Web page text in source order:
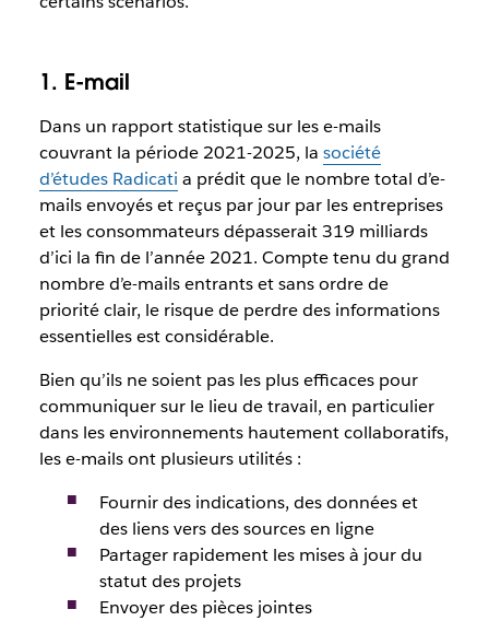
1. E-mail
Dans un rapport statistique sur les e-mails
couvrant la période 2021-2025, la société
d’études Radicati a prédit que le nombre total d’e-
mails envoyés et reçus par jour par les entreprises
et les consommateurs dépasserait 319 milliards
d’ici la fin de l’année 2021. Compte tenu du grand
nombre d’e-mails entrants et sans ordre de
priorité clair, le risque de perdre des informations
essentielles est considérable.
Bien qu’ils ne soient pas les plus efficaces pour
communiquer sur le lieu de travail, en particulier
dans les environnements hautement collaboratifs,
les e-mails ont plusieurs utilités :
Fournir des indications, des données et
des liens vers des sources en ligne
Partager rapidement les mises à jour du
statut des projets
Envoyer des pièces jointes